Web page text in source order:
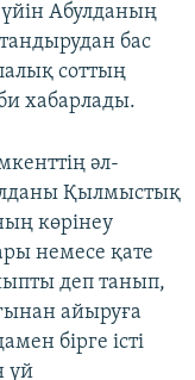
Абулданың
бас
соттың
хабарлады.
әл-
Қылмыстық
көрінеу
немесе қате
деп танып,
айыруға
бірге істі
үй